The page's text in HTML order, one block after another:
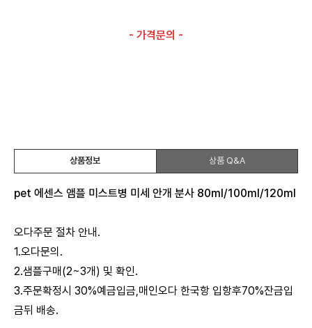
- 가격문의 -
상품정보 상품 Q&A
pet 에센스 앰플 미스트병 미세 안개 분사 80ml/100ml/120ml
오다주문 절차 안내.
1.오다문의.
2.샘플구매(2~3개) 및 확인.
3.주문확정시 30%예금입금,매인오다 한국항 입항후70%잔금입
금뒤 배송.